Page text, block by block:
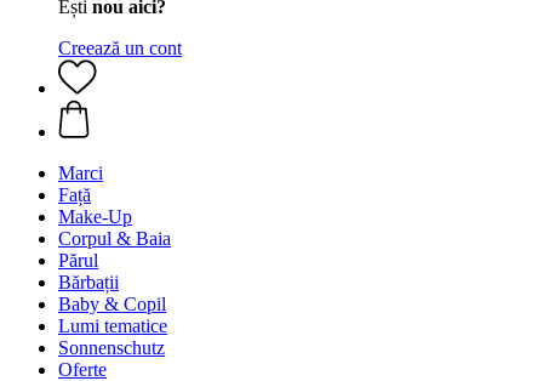
Ești nou aici?
Creează un cont
Marci
Față
Make-Up
Corpul & Baia
Părul
Bărbații
Baby & Copil
Lumi tematice
Sonnenschutz
Oferte